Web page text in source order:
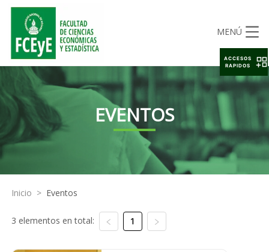
MENÚ
EVENTOS
Inicio > Eventos
3 elementos en total: 1
ACCESOS
RAPIDOS